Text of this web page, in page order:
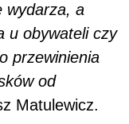
wydarza, a
u obywateli czy
przewinienia
od
Matulewicz.